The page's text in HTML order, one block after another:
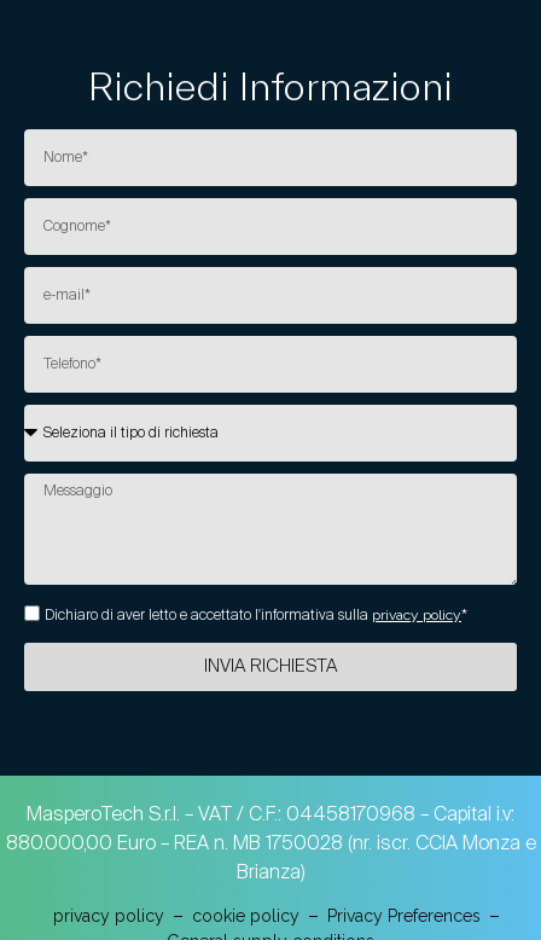
Richiedi Informazioni
Dichiaro di aver letto e accettato l'informativa sulla privacy policy*
INVIA RICHIESTA
MasperoTech S.r.l. – VAT / C.F.: 04458170968 – Capital i.v:
880.000,00 Euro – REA n. MB 1750028 (nr. iscr. CCIA Monza e
Brianza)
privacy policy cookie policy
Privacy Preferences